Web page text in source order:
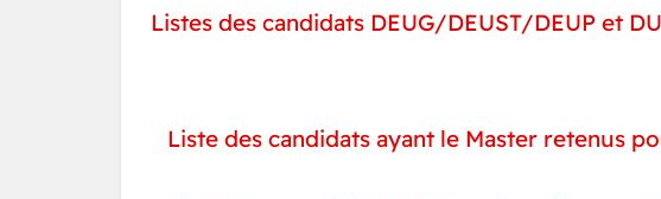
Listes des candidats DEUG/DEUST/DEUP et
Liste des candidats ayant le Master retenus